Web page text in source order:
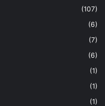
(107)
(6)
(7)
(6)
(1)
(1)
(1)